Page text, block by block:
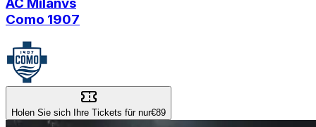
AC Milanvs
Como 1907
Holen Sie sich Ihre Tickets für nur€89